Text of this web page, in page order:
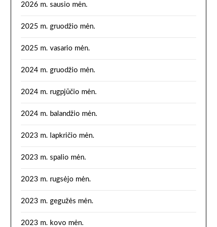
2026 m. sausio mėn.
2025 m. gruodžio mėn.
2025 m. vasario mėn.
2024 m. gruodžio mėn.
2024 m. rugpjūčio mėn.
2024 m. balandžio mėn.
2023 m. lapkričio mėn.
2023 m. spalio mėn.
2023 m. rugsėjo mėn.
2023 m. gegužės mėn.
2023 m. kovo mėn.